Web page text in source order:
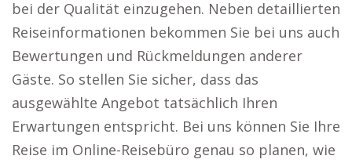
bei der Qualität einzugehen. Neben detaillierten
Reiseinformationen bekommen Sie bei uns auch
Bewertungen und Rückmeldungen anderer
Gäste. So stellen Sie sicher, dass das
ausgewählte Angebot tatsächlich Ihren
Erwartungen entspricht. Bei uns können Sie Ihre
Reise im Online-Reisebüro genau so planen, wie